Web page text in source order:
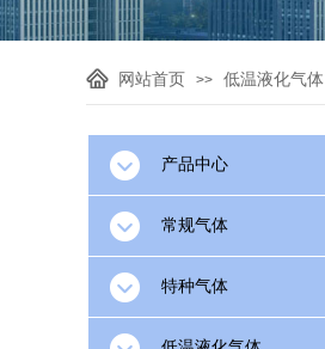
网站首页 >> 低温液化气体
产品中心
常规气体
特种气体